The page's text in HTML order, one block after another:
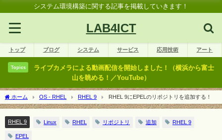
システム環境構築に関する記事を掲載していきます！
LAB4ICT
トップ ブログ システム サービス 応用技術 アート
Topics
ライブカメラによる動画配信を開始しました！（横浜から富士
山を眺める！／YouTube）
ホーム OS - RHEL RHEL 9 RHEL 9にEPELのリポジトリを追加する！
RHEL 9 Linux RHEL リポジトリ 追加 RHEL 9
EPEL